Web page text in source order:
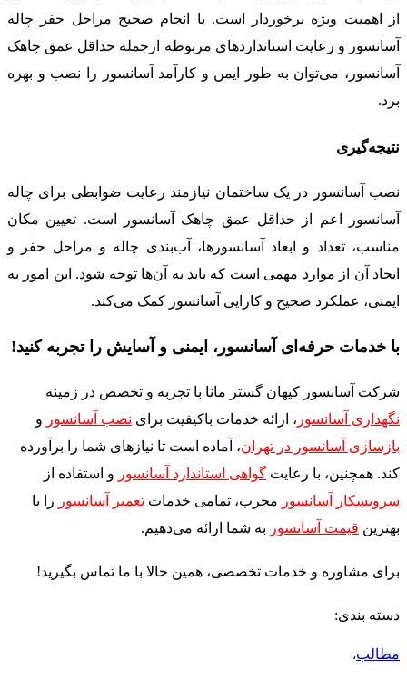
از اهمیت ویژه برخوردار است. با انجام صحیح مراحل حفر چاله
آسانسور و رعایت استانداردهای مربوطه ازجمله حداقل عمق چاهک
آسانسور، می‌توان به طور ایمن و کارآمد آسانسور را نصب و بهره
برد.
نتیجه‌گیری
نصب آسانسور در یک ساختمان نیازمند رعایت ضوابطی برای چاله
آسانسور اعم از حداقل عمق چاهک آسانسور است. تعیین مکان
مناسب، تعداد و ابعاد آسانسورها، آب‌بندی چاله و مراحل حفر و
ایجاد آن از موارد مهمی است که باید به آن‌ها توجه شود. این امور به
ایمنی، عملکرد صحیح و کارایی آسانسور کمک می‌کند.
با خدمات حرفه‌ای آسانسور، ایمنی و آسایش را تجربه کنید!
شرکت آسانسور کیهان گستر مانا با تجربه و تخصص در زمینه
نگهداری آسانسور ، ارائه خدمات باکیفیت برای نصب آسانسور و
بازسازی آسانسور در تهران، آماده است تا نیازهای شما را برآورده
کند. همچنین، با رعایت گواهی ا ستاندارد آسانسور و استفاده از
سرویسکار آسانسور مجرب، تمامی خدمات تعمیر آسانسور را با
بهترین قیمت آسانسور به شما ارائه می‌دهیم.
برای مشاوره و خدمات تخصصی، همین حالا با ما تماس بگیرید!
دسته بندی:
مطالب،